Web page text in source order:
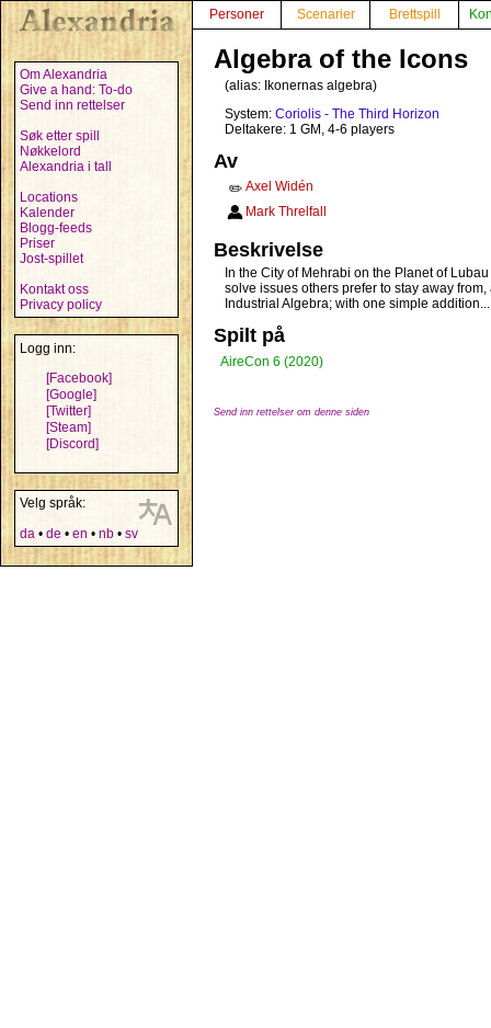
Om Alexandria
Give a hand: To-do
Send inn rettelser
Søk etter spill
Nøkkelord
Alexandria i tall
Locations
Kalender
Blogg-feeds
Priser
Jost-spillet
Kontakt oss
Privacy policy
Logg inn:
[Facebook]
[Google]
[Twitter]
[Steam]
[Discord]
Velg språk:
da • de • en • nb • sv
Personer Scenarier Brettspill
Algebra of the Icons
(alias: Ikonernas algebra)
System: Coriolis - The Third Horizon
Deltakere: 1 GM, 4-6 players
Av
✏️ Axel Widén
Mark Threlfall
Beskrivelse
In the City of Mehrabi on the Planet of
solve issues others prefer to stay away
Industrial Algebra; with one simple
Spilt på
AireCon 6 (2020)
Send inn rettelser om denne siden